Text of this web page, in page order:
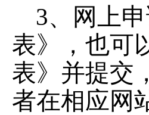
3、网上
表》，也可
表》并提交
者在相应网